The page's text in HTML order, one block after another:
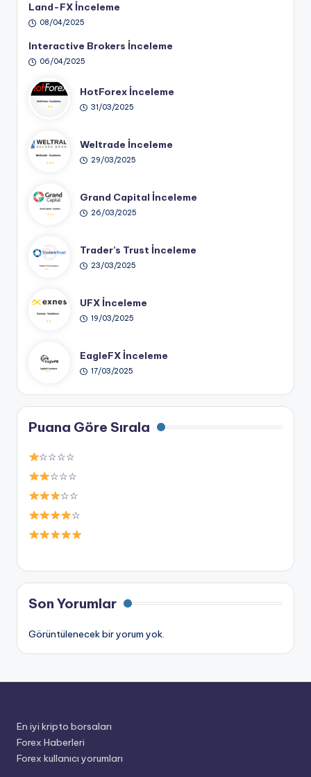
Land-FX İnceleme
08/04/2025
Interactive Brokers İnceleme
06/04/2025
HotForex İnceleme
31/03/2025
Weltrade İnceleme
29/03/2025
Grand Capital İnceleme
26/03/2025
Trader’s Trust İnceleme
23/03/2025
UFX İnceleme
19/03/2025
EagleFX İnceleme
17/03/2025
Puana Göre Sırala
☆☆☆☆
☆☆☆
☆☆
☆
Son Yorumlar
Görüntülenecek bir yorum yok.
En iyi kripto borsaları
Forex Haberleri
Forex kullanıcı yorumları